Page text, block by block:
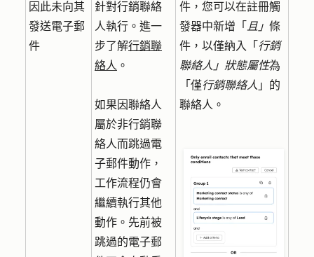
因此未向其
發送電子郵
件
針對行銷聯絡
人執行。進一
步了解行銷聯
絡人 。
如果因聯絡人
屬於非行銷聯
絡人而跳過電
子郵件動作，
工作流程仍會
繼續執行其他
動作。先前被
跳過的電子郵
件，您可以在註冊觸
發器中新增「 且」 條
件，以僅納入「 行銷
聯絡人」狀態屬性為
「僅行銷聯絡人 」的
聯絡人。